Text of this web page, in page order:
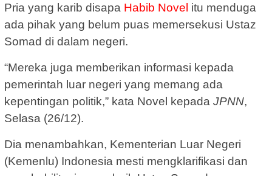
Pria yang karib disapa Habib Novel itu menduga
ada pihak yang belum puas memersekusi Ustaz
Somad di dalam negeri.
“Mereka juga memberikan informasi kepada
pemerintah luar negeri yang memang ada
kepentingan politik,” kata Novel kepada JPNN,
Selasa (26/12).
Dia menambahkan, Kementerian Luar Negeri
(Kemenlu) Indonesia mesti mengklarifikasi dan